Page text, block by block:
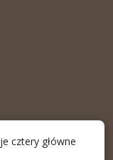
cztery główne